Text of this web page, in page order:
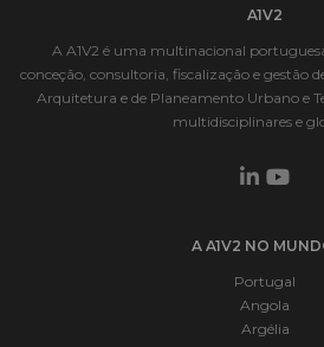
A1V2
A A1V2 é uma multinacional
conceção, consultoria, fiscalização e gestão
Arquitetura e de Planeamento Urbano e
multidisciplinares e
A A1V2 NO
Portugal
Angola
Argélia